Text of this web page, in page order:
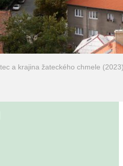
a krajina žateckého chmele